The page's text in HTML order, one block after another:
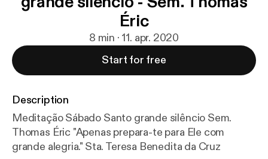
Éric
8 min · 11. apr. 2020
Start for free
Description
Meditação Sábado Santo grande silêncio Sem.
Thomas Éric "Apenas prepara-te para Ele com
grande alegria." Sta. Teresa Benedita da Cruz